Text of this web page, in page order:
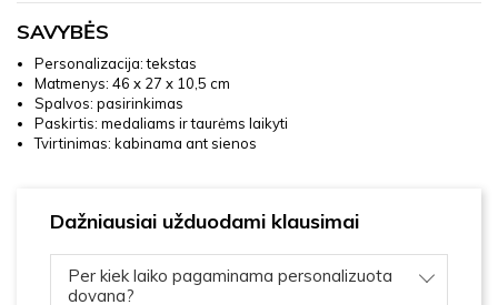
SAVYBĖS
Personalizacija: tekstas
Matmenys: 46 x 27 x 10,5 cm
Spalvos: pasirinkimas
Paskirtis: medaliams ir taurėms laikyti
Tvirtinimas: kabinama ant sienos
Dažniausiai užduodami klausimai
Per kiek laiko pagaminama personalizuota
dovana?